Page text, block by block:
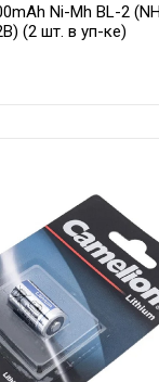
Ni-Mh BL-2
(2 шт. в уп-ке)